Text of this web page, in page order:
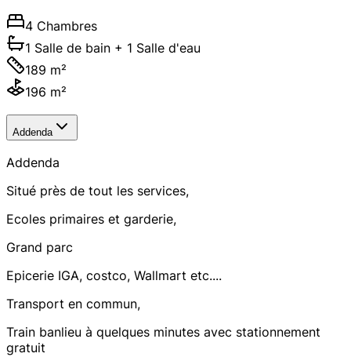
4 Chambres
1 Salle de bain + 1 Salle d'eau
189 m²
196 m²
Addenda
Addenda
Situé près de tout les services,
Ecoles primaires et garderie,
Grand parc
Epicerie IGA, costco, Wallmart etc....
Transport en commun,
Train banlieu à quelques minutes avec stationnement
gratuit